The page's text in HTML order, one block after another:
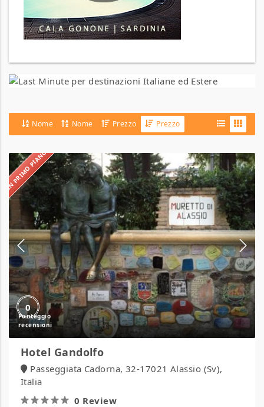
Nome Nome Prezzo Prezzo
IN PRIMO PIANO
0
Hotel
Gandolfo
Hotel Gandolfo
Passeggiata Cadorna, 32-17021 Alassio (Sv),
Italia
0 Review